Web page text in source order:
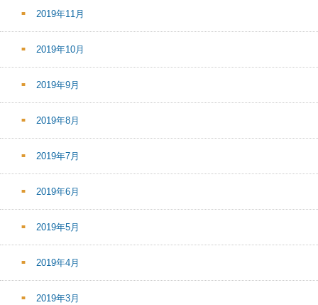
2019年11月
2019年10月
2019年9月
2019年8月
2019年7月
2019年6月
2019年5月
2019年4月
2019年3月